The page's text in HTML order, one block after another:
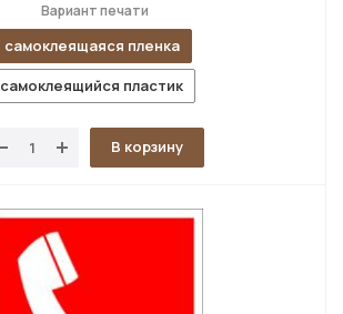
Вариант печати
самоклеящаяся пленка
самоклеящийся пластик
В корзину